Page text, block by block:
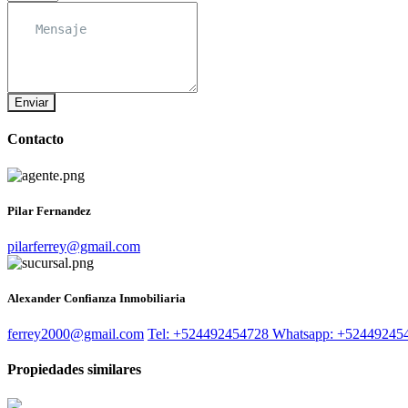
Enviar
Contacto
Pilar Fernandez
pilarferrey@gmail.com
Alexander Confianza Inmobiliaria
ferrey2000@gmail.com Tel: +524492454728 Whatsapp:
Propiedades similares